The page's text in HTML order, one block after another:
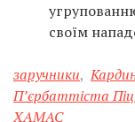
своїм
заручники,
П’єрбаттіста
ХАМАС